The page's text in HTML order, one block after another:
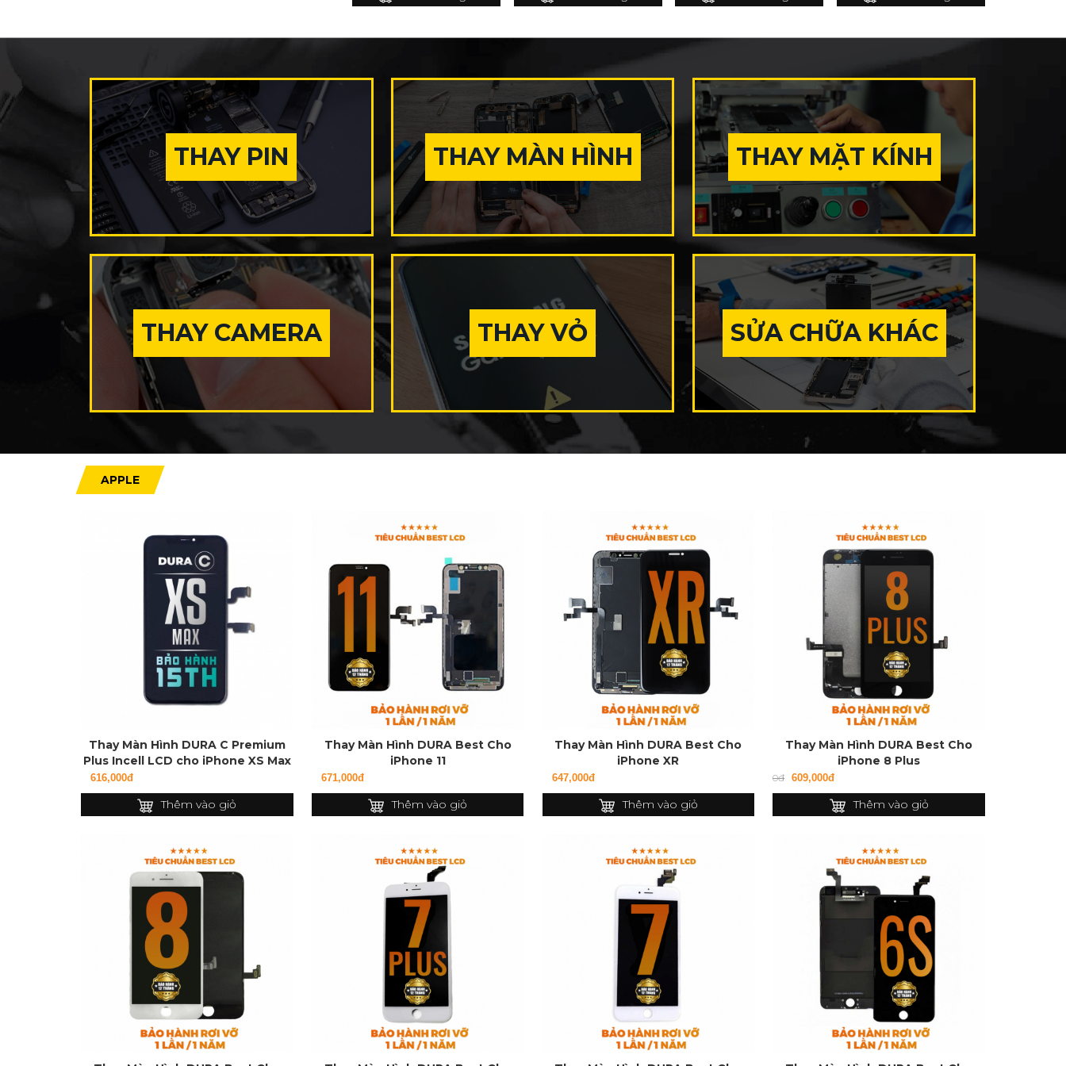
THAY PIN THAY MÀN HÌNH THAY MẶT KÍNH
THAY CAMERA THAY VỎ SỬA CHỮA KHÁC
APPLE
Thay Màn Hình DURA C Premium
Plus Incell LCD cho iPhone XS Max
616,000đ
Thêm vào giỏ
Thay Màn Hình DURA Best Cho
iPhone 11
671,000đ
Thêm vào giỏ
Thay Màn Hình DURA Best Cho
iPhone XR
647,000đ
Thêm vào giỏ
Thay Màn Hình DURA Best Cho
iPhone 8 Plus
0đ 609,000đ
Thêm vào giỏ